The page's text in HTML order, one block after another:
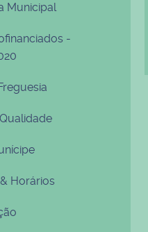
Municipal
-
Horários